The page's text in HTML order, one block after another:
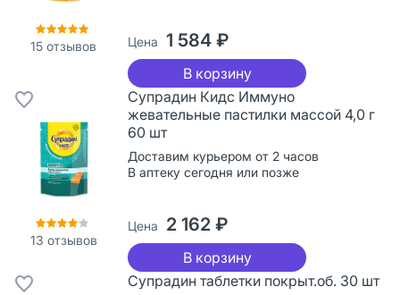
15 отзывов Цена 1 584 ₽
В корзину
13 отзывов
Супрадин Кидс Иммуно
жевательные пастилки массой 4,0 г
60 шт
Доставим курьером от 2 часов
В аптеку сегодня или позже
Цена 2 162 ₽
В корзину
Супрадин таблетки покрыт.об. 30 шт